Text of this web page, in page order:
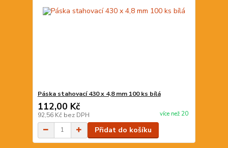
Páska stahovací 430 x 4,8 mm 100 ks bílá
112,00 Kč
92,56 Kč bez DPH více než 20
Přidat do košíku